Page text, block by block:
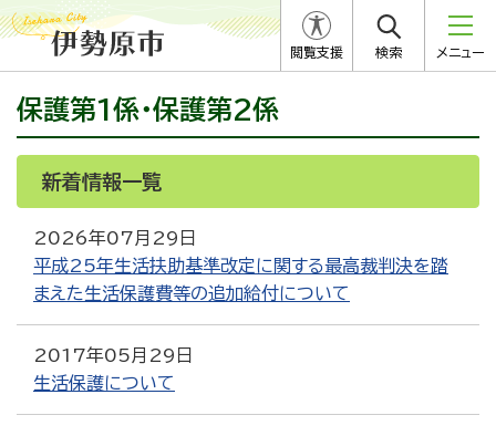
閲覧支援 検索 メニュー
保護第1係・保護第2係
新着情報一覧
2026年07月29日
平成25年生活扶助基準改定に関する最高裁判決を踏
まえた生活保護費等の追加給付について
2017年05月29日
生活保護について